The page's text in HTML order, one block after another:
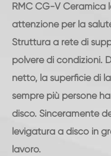
RMC CG-V
attenzione per la
Struttura a rete di
polvere di condizioni.
netto, la superficie di
sempre più persone
disco. Sinceramente
levigatura a disco in
lavoro.